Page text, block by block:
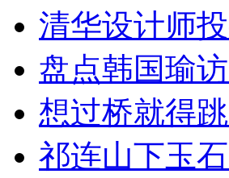
清华设计师
盘点韩国瑜
想过桥就得
祁连山下玉